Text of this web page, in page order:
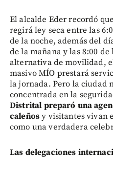
El alcalde Eder recordó
regirá ley seca entre las
de la noche, además del
de la mañana y las 8:00 de
alternativa de movilidad,
masivo MÍO prestará
la jornada. Pero la ciudad
concentrada en la
Distrital preparó una
caleñosy visitantes vivan
como una verdadera
Las delegaciones